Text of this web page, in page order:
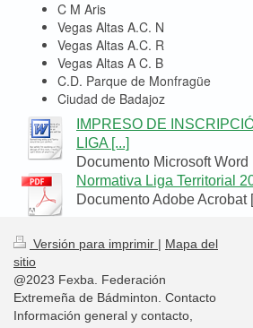
C M Aris
Vegas Altas A.C. N
Vegas Altas A.C. R
Vegas Altas A C. B
C.D. Parque de Monfragüe
Ciudad de Badajoz
IMPRESO DE
LIGA [...]
Documento Microsoft Word
Normativa Liga Territorial
Documento Adobe Acrobat
Versión para imprimir | Mapa del
sitio
@2023 Fexba. Federación
Extremeña de Bádminton. Contacto
Información general y contacto,